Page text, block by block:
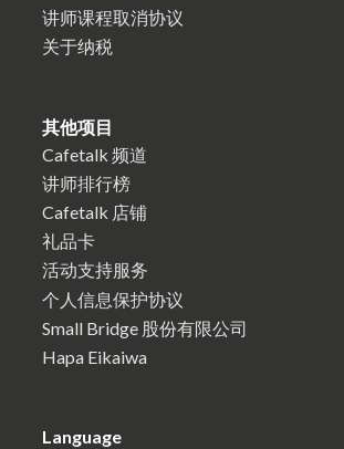
讲师课程取消协议
关于纳税
其他项目
Cafetalk 频道
讲师排行榜
Cafetalk 店铺
礼品卡
活动支持服务
个人信息保护协议
Small Bridge 股份有限公司
Hapa Eikaiwa
Language